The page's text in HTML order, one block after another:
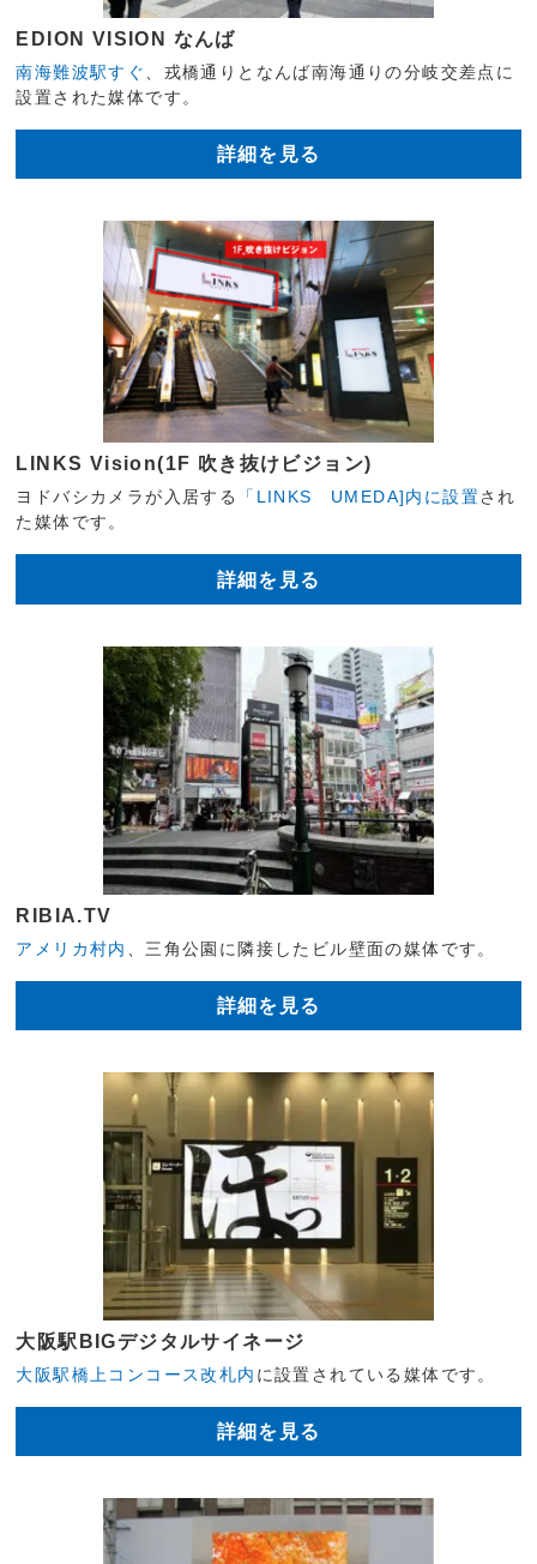
EDION VISION なんば
南海難波駅すぐ
、戎橋通りとなんば南海通りの分岐交差点に
設置された媒体です。
詳細を見る
LINKS Vision(1F 吹き抜けビジョン)
ヨドバシカメラが入居する 「LINKS UMEDA]内に設置され
た媒体です。
詳細を見る
RIBIA.TV
アメリカ村内 、三角公園に隣接したビル壁面の媒体です。
詳細を見る
大阪駅BIGデジタルサイネージ
大阪駅橋上コンコース改札内 に設置されている媒体です。
詳細を見る